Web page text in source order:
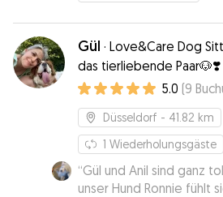
Gül · Love&Care Dog
das tierliebende Paar🐶❣️
5.0 (9
Düsseldorf - 41.82 km
1 Wiederholungsgäste
“Gül und Anil sind ganz
unser Hund Ronnie fühlt